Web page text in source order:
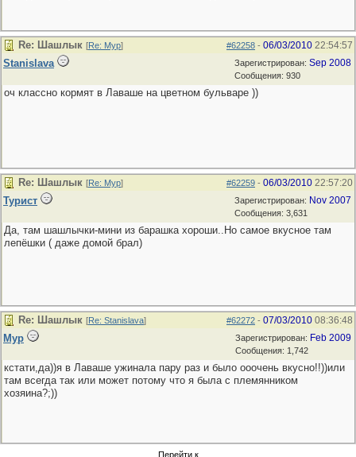
#62258 - 06/03/2010 22:54:57
Re: Шашлык [Re: Мур]
Зарегистрирован: Sep 2008
Сообщения: 930
Stanislava
оч классно кормят в Лаваше на цветном бульваре ))
#62259 - 06/03/2010 22:57:20
Re: Шашлык [Re: Мур]
Зарегистрирован: Nov 2007
Сообщения: 3,631
Турист
Да, там шашлычки-мини из барашка хороши..Но самое вкусное там
лепёшки ( даже домой брал)
#62272 - 07/03/2010 08:36:48
Re: Шашлык [Re: Stanislava]
Зарегистрирован: Feb 2009
Сообщения: 1,742
Мур
кстати,да))я в Лаваше ужинала пару раз и было ооочень вкусно!!))или
там всегда так или может потому что я была с племянником
хозяина?;))
Перейти к